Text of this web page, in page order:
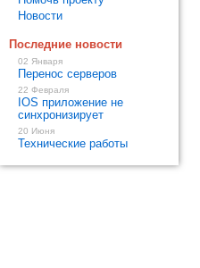
Новости
Последние новости
02 Января
Перенос серверов
22 Февраля
IOS приложение не
синхронизирует
20 Июня
Технические работы